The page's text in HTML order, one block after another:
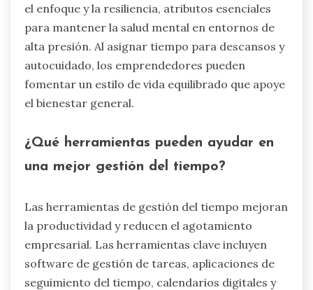
el enfoque y la resiliencia, atributos esenciales
para mantener la salud mental en entornos de
alta presión. Al asignar tiempo para descansos y
autocuidado, los emprendedores pueden
fomentar un estilo de vida equilibrado que apoye
el bienestar general.
¿Qué herramientas pueden ayudar en
una mejor gestión del tiempo?
Las herramientas de gestión del tiempo mejoran
la productividad y reducen el agotamiento
empresarial. Las herramientas clave incluyen
software de gestión de tareas, aplicaciones de
seguimiento del tiempo, calendarios digitales y